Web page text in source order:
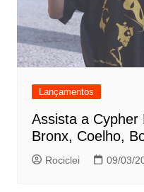
Lançamentos
Assista a Cypher
Bronx, Coelho,
Rociclei 09/03/